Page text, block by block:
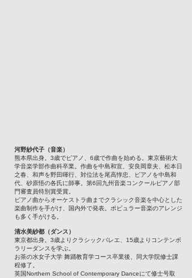
河野紗代子（音楽）
熊本県出身。3歳でピアノ、6歳で作曲を始める。東京藝術大
学音楽学部作曲科卒業。作曲を中島和宣、安良岡章夫、松本日
之春、和声を野田暉行、対位法を尾高惇忠、ピアノを中島和
代、砂原悟の各氏に師事。第6回九州音楽コンクールピアノ部
門審査員特別賞受賞。
ピアノ曲からオーケストラ曲までクラシック音楽を中心とした
楽曲制作を手がけ、国内外で発表。ポピュラー音楽のアレンジ
も多く手がける。
清水美紗都（ダンス）
東京都出身。3歳よりクラシックバレエ、15歳よりコンテンポ
ラリーダンスを学ぶ。
お茶の水女子大学 舞踊教育学コース卒業後、同大学院修士課
程修了。
英国Northern School of Contemporary Danceにて修士号取